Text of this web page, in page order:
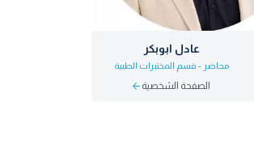
عادل ابوبكر
محاضر - قسم المختبرات الطبية
الصفحة الشخصية